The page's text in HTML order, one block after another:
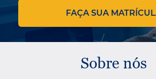
FAÇA SUA
Sobre nós